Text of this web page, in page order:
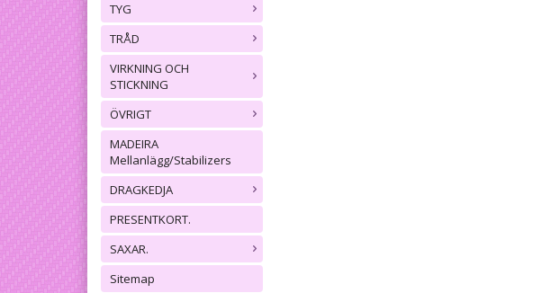
TYG
TRÅD
VIRKNING OCH
STICKNING
ÖVRIGT
MADEIRA
Mellanlägg/Stabilizers
DRAGKEDJA
PRESENTKORT.
SAXAR.
Sitemap